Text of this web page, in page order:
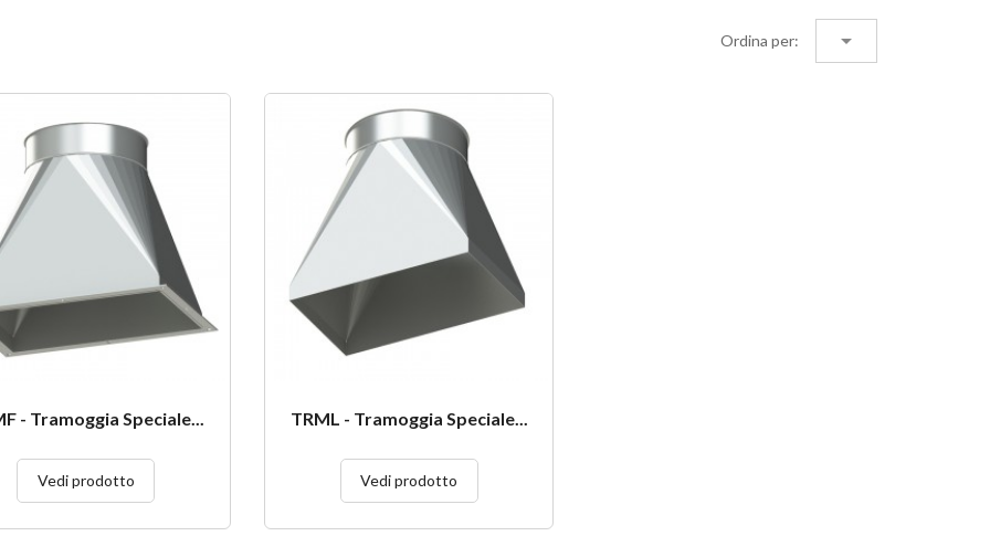
Ordina per:
- Tramoggia Speciale...
Vedi prodotto
TRML - Tramoggia Speciale...
Vedi prodotto